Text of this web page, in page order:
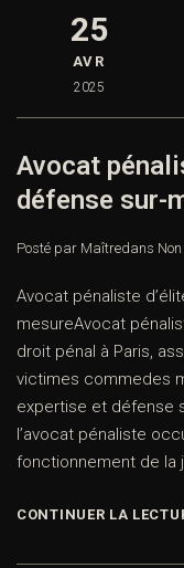
25
AVR
2025
Avocat
défense sur-
Posté par Maîtredans
Avocat pénaliste
mesureAvocat
droit pénal à Paris,
victimes commedes
expertise et défense
l’avocat pénaliste
fonctionnement de la
CONTINUER LA